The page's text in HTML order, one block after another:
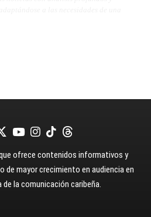
ofrece contenidos informativos y
de mayor crecimiento en audiencia en
la comunicación caribeña.